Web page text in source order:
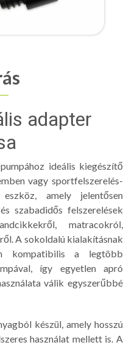
adapter
ideális kiegészítő
vagy sportfelszerelés-
amely jelentősen
szabadidős felszerelések
matracokról,
A sokoldalú kialakításnak
kompatibilis a legtöbb
így egyetlen apró
válik egyszerűbbé
készül, amely hosszú
használat mellett is. A